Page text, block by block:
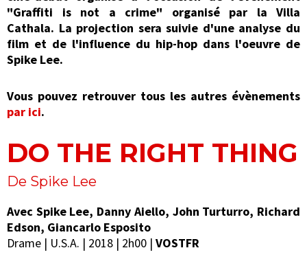
"Graffiti is not a crime" organisé par la Villa
Cathala. La projection sera suivie d'une analyse du
film et de l'influence du hip-hop dans l'oeuvre de
Spike Lee.
Vous pouvez retrouver tous les autres évènements
par ici.
DO THE RIGHT THING
De Spike Lee
Avec Spike Lee, Danny Aiello, John Turturro, Richard
Edson, Giancarlo Esposito
Drame | U.S.A. | 2018 | 2h00 | VOSTFR